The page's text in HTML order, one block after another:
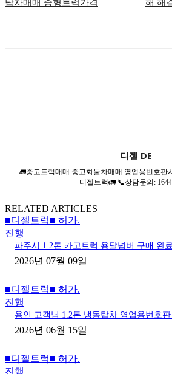
탑차매매 중형트럭가격
해 해
디젤 DE
🚛중고트럭매매 중고화물차매매 영업용번호판
디젤트럭🚛 📞상담문의:
RELATED ARTICLES
■디젤트럭■ 허가.
진행
파주시 1.2톤 카고트럭 용달넘버 구매 완
2026년 07월 09일
■디젤트럭■ 허가.
진행
용인 고객님 1.2톤 냉동탑차 영업용번호
2026년 06월 15일
■디젤트럭■ 허가.
진행